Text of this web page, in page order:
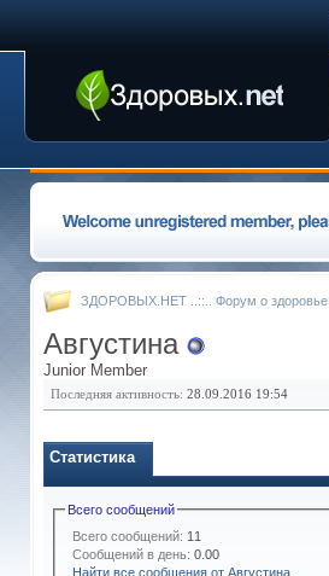
ЗДОРОВЫХ.НЕТ ..::.. Форум о здоровье
Августина
Junior Member
Последняя активность: 28.09.2016 19:54
Статистика
Всего сообщений
Всего сообщений: 11
Сообщений в день: 0.00
Найти все сообщения от Августина